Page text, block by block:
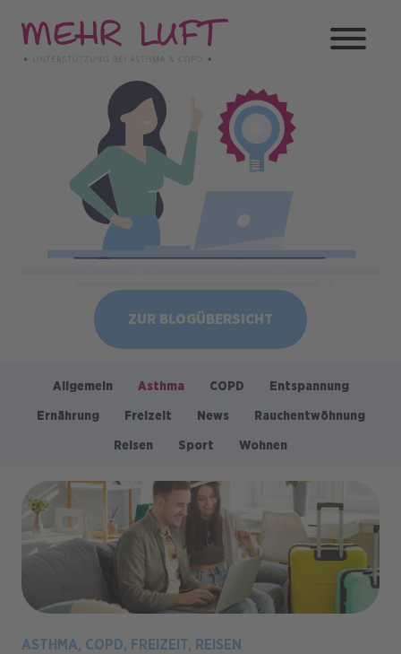
zum
Inhalt
ZUR BLOGÜBERSICHT
Kategorien
Allgemein Asthma COPD Entspannung
Ernährung Freizeit News Rauchentwöhnung
Reisen Sport Wohnen
ASTHMA COPD FREIZEIT REISEN